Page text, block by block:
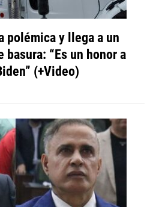
polémica y llega a un
“Es un honor a
(+Video)